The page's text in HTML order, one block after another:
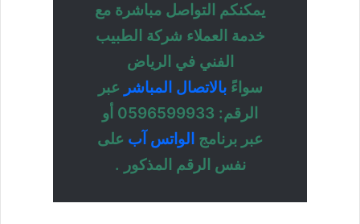
يمكنكم التواصل مباشرة مع
خدمة العملاء شركة الطبيب
الفني في الرياض
سواءًبالاتصال المباشر عبر
الرقم: 0596599933 أو
عبر برنامج الواتس آب على
نفس الرقم المذكور .